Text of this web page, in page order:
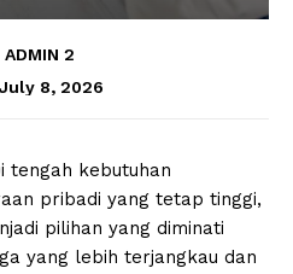
ADMIN 2
July 8, 2026
tengah kebutuhan
pribadi yang tetap tinggi,
pilihan yang diminati
yang lebih terjangkau dan